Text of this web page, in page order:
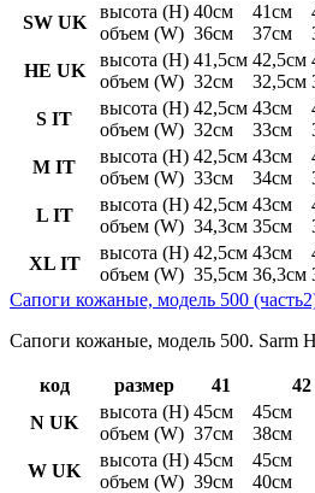
SW UK
высота (H)
объем (W)
40см
36см
41см
37см
HE UK
высота (H)
объем (W)
41,5см
32см
42,5см
32,5см
S IT
высота (H)
объем (W)
42,5см
32см
43см
33см
M IT
высота (H)
объем (W)
42,5см
33см
43см
34см
L IT
высота (H)
объем (W)
42,5см
34,3см
43см
35см
XL IT
высота (H)
объем (W)
42,5см
35,5см
43см
36,3см
Сапоги кожаные, модель 500
Сапоги кожаные, модель 500. Sarm
код размер 41 42
N UK
высота (H)
объем (W)
45см
37см
45см
38см
W UK
высота (H)
объем (W)
45см
39см
45см
40см